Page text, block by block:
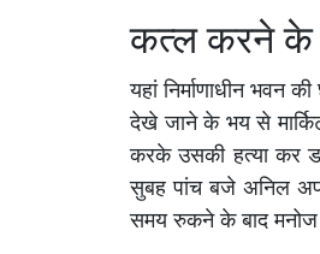
कत्ल करने के
यहां निर्माणाधीन भवन
देखे जाने के भय से
करके उसकी हत्या कर
सुबह पांच बजे अनिल
समय रुकने के बाद मनोज